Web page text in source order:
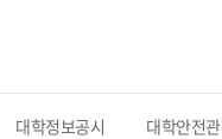
대학정보공시 대학안전